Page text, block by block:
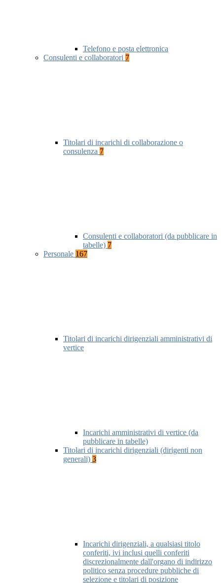
Telefono e posta elettronica
Consulenti e collaboratori 7
Titolari di incarichi di collaborazione o
consulenza 7
Consulenti e collaboratori (da pubblicare in
tabelle) 7
Personale 167
Titolari di incarichi dirigenziali amministrativi di
vertice
Incarichi amministrativi di vertice (da
pubblicare in tabelle)
Titolari di incarichi dirigenziali (dirigenti non
generali) 3
Incarichi dirigenziali, a qualsiasi titolo
conferiti, ivi inclusi quelli conferiti
discrezionalmente dall'organo di indirizzo
politico senza procedure pubbliche di
selezione e titolari di posizione